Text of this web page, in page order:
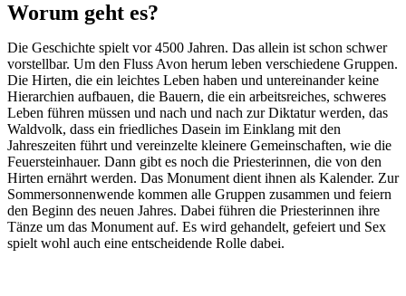
Worum geht es?
Die Geschichte spielt vor 4500 Jahren. Das allein ist schon schwer
vorstellbar. Um den Fluss Avon herum leben verschiedene Gruppen.
Die Hirten, die ein leichtes Leben haben und untereinander keine
Hierarchien aufbauen, die Bauern, die ein arbeitsreiches, schweres
Leben führen müssen und nach und nach zur Diktatur werden, das
Waldvolk, dass ein friedliches Dasein im Einklang mit den
Jahreszeiten führt und vereinzelte kleinere Gemeinschaften, wie die
Feuersteinhauer. Dann gibt es noch die Priesterinnen, die von den
Hirten ernährt werden. Das Monument dient ihnen als Kalender. Zur
Sommersonnenwende kommen alle Gruppen zusammen und feiern
den Beginn des neuen Jahres. Dabei führen die Priesterinnen ihre
Tänze um das Monument auf. Es wird gehandelt, gefeiert und Sex
spielt wohl auch eine entscheidende Rolle dabei.